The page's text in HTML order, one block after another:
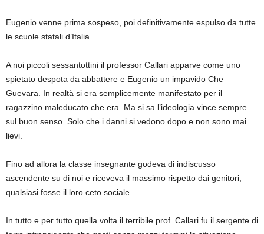
Eugenio venne prima sospeso, poi definitivamente espulso da tutte
le scuole statali d’Italia.
A noi piccoli sessantottini il professor Callari apparve come uno
spietato despota da abbattere e Eugenio un impavido Che
Guevara. In realtà si era semplicemente manifestato per il
ragazzino maleducato che era. Ma si sa l’ideologia vince sempre
sul buon senso. Solo che i danni si vedono dopo e non sono mai
lievi.
Fino ad allora la classe insegnante godeva di indiscusso
ascendente su di noi e riceveva il massimo rispetto dai genitori,
qualsiasi fosse il loro ceto sociale.
In tutto e per tutto quella volta il terribile prof. Callari fu il sergente di